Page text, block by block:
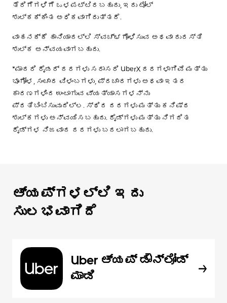
ತೆರಿಗೆಗಳಿಗೆ ಒಳಪಟ್ಟಿರಬಹುದು, ಇದು ಟೋಲ್
ಶುಲ್ಕಕ್ಕಿಂತ ಅಧಿಕವಾಗಿರುತ್ತದೆ.
ವಾಹನಕ್ಕೆ ಹಾನಿಯಾದಲ್ಲಿ ಸ್ವಚ್ಛಗೊಳಿಸುವ ಅಥವಾ ದುರಸ್ತಿ
ಶುಲ್ಕ ಅನ್ವಯವಾಗಬಹುದು.
*ಮಾದರಿ ರೈಡರ್ ದರಗಳು ಸರಾಸರಿ UberX ದರಗಳಾಗಿವೆ ಮತ್ತು
ಭೂಗೋಳ, ಸಂಚಾರ ವಿಳಂಬಗಳು, ಪ್ರಚಾರಗಳು ಅಥವಾ ಇತರ
ಕಾರಣಗಳಿಂದ ಉಂಟಾಗುವ ವ್ಯತ್ಯಾಸಗಳನ್ನು
ಪ್ರತಿಬಿಂಬಿಸುವುದಿಲ್ಲ. ಸ್ಥಿರ ದರಗಳು ಮತ್ತು ಕನಿಷ್ಠ
ಶುಲ್ಕಗಳು ಅನ್ವಯಿಸಬಹುದು. ರೈಡ್‌ಗಳು ಮತ್ತು ನಿಗದಿತ
ರೈಡ್‌ಗಳ ನಿಜವಾದ ದರಗಳು ಬದಲಾಗಬಹುದು.
ಆ್ಯಪ್‌‌ಗಳಲ್ಲಿ ಇದು
ಸುಲಭವಾಗಿದೆ
Uber ಆ್ಯಪ್‍ ಡೌನ್‌ಲೋಡ್
ಮಾಡಿ